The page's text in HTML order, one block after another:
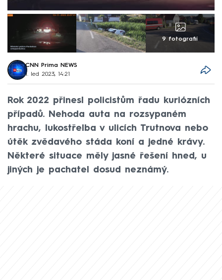
9 fotografií
CNN Prima NEWS
1. led 2023, 14:21
Rok 2022 přinesl policistům řadu kuriózních
případů. Nehoda auta na rozsypaném
hrachu, lukostřelba v ulicích Trutnova nebo
útěk zvědavého stáda koní a jedné krávy.
Některé situace měly jasné řešení hned, u
jiných je pachatel dosud neznámý.